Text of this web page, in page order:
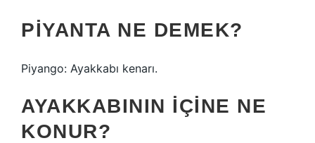
PIYANTA NE DEMEK?
Piyango: Ayakkabı kenarı.
AYAKKABININ IÇINE NE
KONUR?